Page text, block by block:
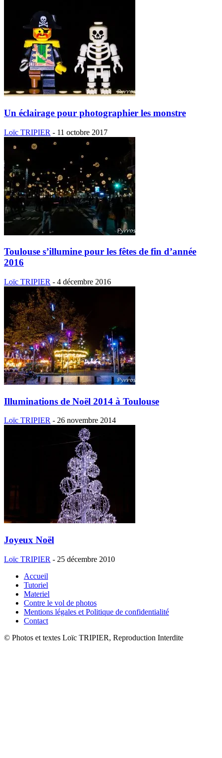
Un éclairage pour photographier les monstre
Loïc TRIPIER - 11 octobre 2017
Toulouse s’illumine pour les fêtes de fin d’année
2016
Loïc TRIPIER - 4 décembre 2016
Illuminations de Noël 2014 à Toulouse
Loïc TRIPIER - 26 novembre 2014
Joyeux Noël
Loïc TRIPIER - 25 décembre 2010
Accueil
Tutoriel
Materiel
Contre le vol de photos
Mentions légales et Politique de confidentialité
Contact
© Photos et textes Loïc TRIPIER, Reproduction Interdite